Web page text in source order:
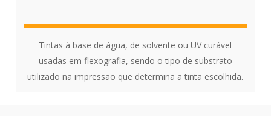
Tintas à base de água, de solvente ou UV curável
usadas em flexografia, sendo o tipo de substrato
utilizado na impressão que determina a tinta escolhida.